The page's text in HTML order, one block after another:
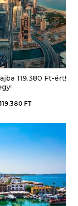
119.380 Ft-ért!
119.380 FT